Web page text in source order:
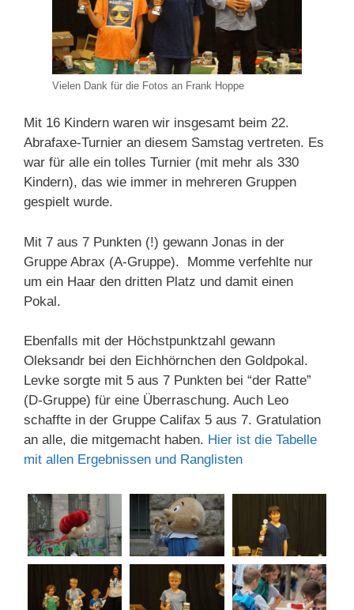
Vielen Dank für die Fotos an Frank Hoppe
Mit 16 Kindern waren wir insgesamt beim 22.
Abrafaxe-Turnier an diesem Samstag vertreten. Es
war für alle ein tolles Turnier (mit mehr als 330
Kindern), das wie immer in mehreren Gruppen
gespielt wurde.
Mit 7 aus 7 Punkten (!) gewann Jonas in der
Gruppe Abrax (A-Gruppe). Momme verfehlte nur
um ein Haar den dritten Platz und damit einen
Pokal.
Ebenfalls mit der Höchstpunktzahl gewann
Oleksandr bei den Eichhörnchen den Goldpokal.
Levke sorgte mit 5 aus 7 Punkten bei “der Ratte”
(D-Gruppe) für eine Überraschung. Auch Leo
schaffte in der Gruppe Califax 5 aus 7. Gratulation
an alle, die mitgemacht haben. Hier ist die Tabelle
mit allen Ergebnissen und Ranglisten